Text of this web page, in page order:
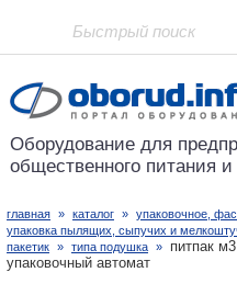
Проект основан в 2001 году
Оборудование для
общественного питания и
главная » каталог » упаковочное,
упаковка пылящих, сыпучих и
пакетик » типа подушка »
питпак
упаковочный автомат